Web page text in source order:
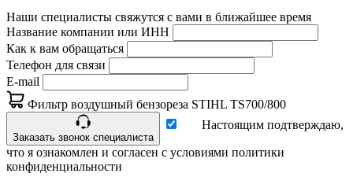
Наши специалисты свяжутся с вами в ближайшее время
Название компании или ИНН
Как к вам обращаться
Телефон для связи
E-mail
Фильтр воздушный бензореза STIHL TS700/800
Заказать звонок специалиста
Настоящим подтверждаю,
что я ознакомлен и согласен с условиями политики
конфиденциальности